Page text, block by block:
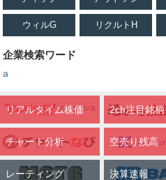
ウィルG リクルトH
企業検索ワード
a
リアルタイム株価 2ch注目銘柄
チャート分析 空売り残高
レーティング 決算速報